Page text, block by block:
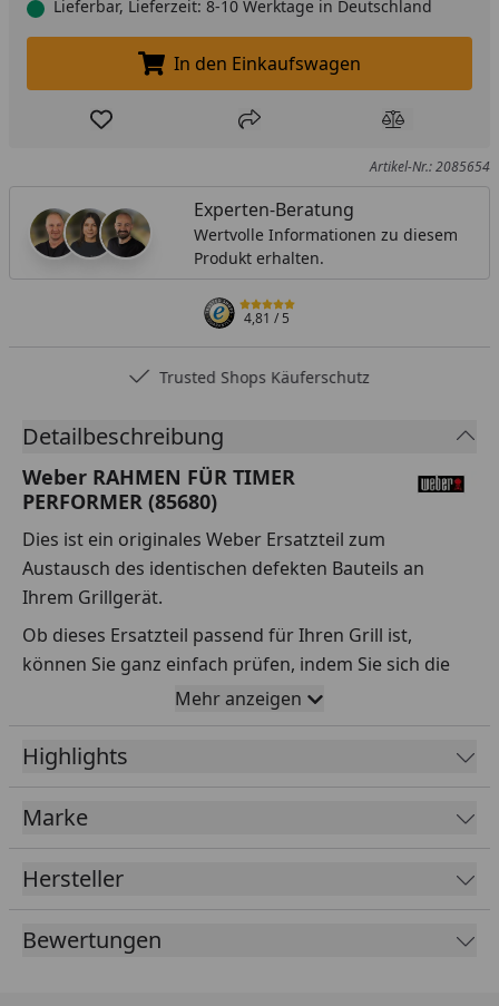
Lieferbar, Lieferzeit: 8-10 Werktage in Deutschland
In den Einkaufswagen legen
In den Einkaufswagen
Produkt zur Wunschliste hinzufügen
Teilen Produkt
Artikel-Nr.: 2085654
Experten-Beratung
Wertvolle Informationen zu diesem
Produkt erhalten.
4,81/ 5
Trusted Shops Käuferschutz
Detailbeschreibung
Weber RAHMEN FÜR TIMER
PERFORMER (85680)
Dies ist ein originales Weber Ersatzteil zum
Austausch des identischen defekten Bauteils an
Ihrem Grillgerät.
Ob dieses Ersatzteil passend für Ihren Grill ist,
können Sie ganz einfach prüfen, indem Sie sich die
Explosionszeichnung Ihres Grills anschauen und dort
das betreffende Teil heraussuchen.
Über die Seriennummer Ihres Grillgeräts kommen Sie
ganz einfach zur passenden Explosionszeichnung.
Geben Sie dafür die Seriennummer
Sollte Ihnen nicht bekannt sein, wo Sie die
Seriennummer finden, klicken Sie bitteHIER.
Mehr anzeigen
Highlights
Marke
Hersteller
Bewertungen